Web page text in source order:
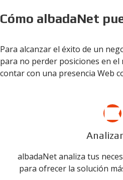
Cómo albadaNet
Para alcanzar el éxito de un
para no perder posiciones en
contar con una presencia Web
albadaNet analiza tus
para ofrecer la solución